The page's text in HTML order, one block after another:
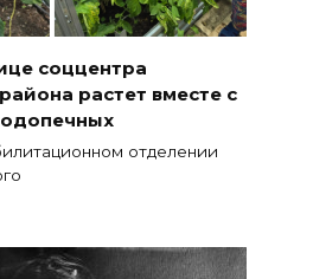
соццентра
растет вместе с
отделении